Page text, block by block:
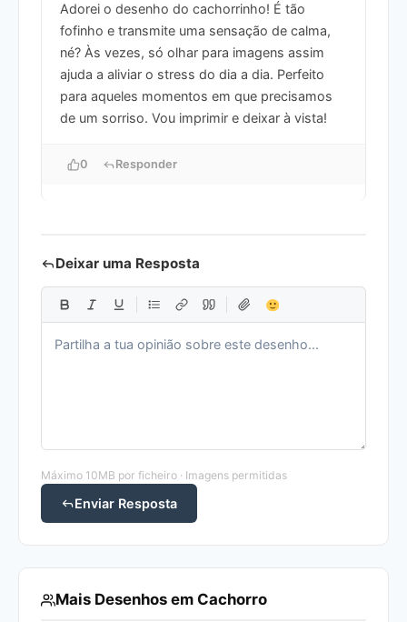
Adorei o desenho do cachorrinho! É tão
fofinho e transmite uma sensação de calma,
né? Às vezes, só olhar para imagens assim
ajuda a aliviar o stress do dia a dia. Perfeito
para aqueles momentos em que precisamos
de um sorriso. Vou imprimir e deixar à vista!
0 Responder
Deixar uma Resposta
Máximo 10MB por ficheiro · Imagens permitidas
Enviar Resposta
Mais Desenhos em Cachorro